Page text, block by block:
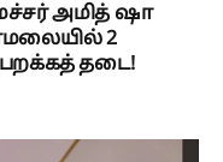
அமித் ஷா
2
தடை!